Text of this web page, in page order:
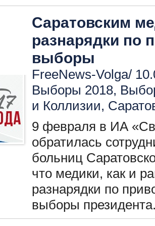
Саратовским
разнарядки по
выборы
FreeNews-Volga/
Выборы 2018,
и Коллизии,
9 февраля в ИА
обратилась
больниц
что медики, как и
разнарядки по
выборы